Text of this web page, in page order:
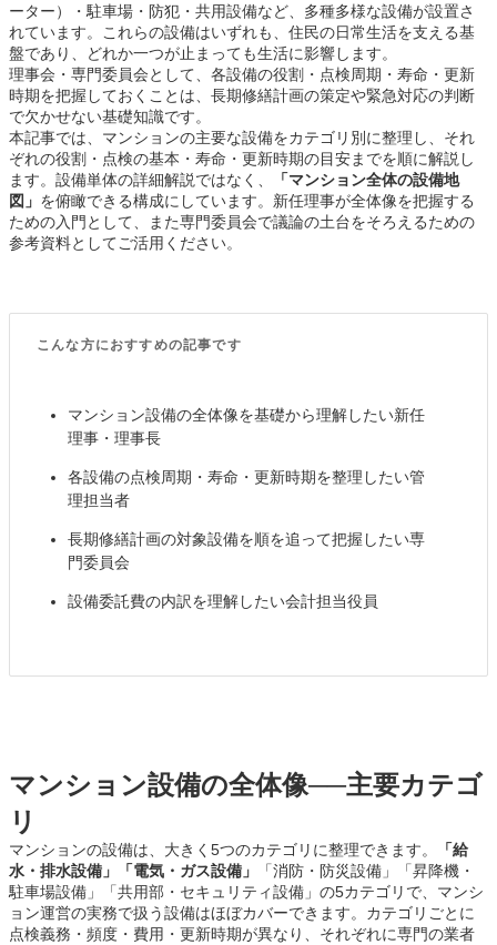
ーター）・駐車場・防犯・共用設備など、多種多様な設備が設置さ
れています。これらの設備はいずれも、住民の日常生活を支える基
盤であり、どれか一つが止まっても生活に影響します。
理事会・専門委員会として、各設備の役割・点検周期・寿命・更新
時期を把握しておくことは、長期修繕計画の策定や緊急対応の判断
で欠かせない基礎知識です。
本記事では、マンションの主要な設備をカテゴリ別に整理し、それ
ぞれの役割・点検の基本・寿命・更新時期の目安までを順に解説し
ます。設備単体の詳細解説ではなく、
「マンション全体の設備地
図」 を俯瞰できる構成にしています。新任理事が全体像を把握する
ための入門として、また専門委員会で議論の土台をそろえるための
参考資料としてご活用ください。
こんな方におすすめの記事です
マンション設備の全体像を基礎から理解したい新任
理事・理事長
各設備の点検周期・寿命・更新時期を整理したい管
理担当者
長期修繕計画の対象設備を順を追って把握したい専
門委員会
設備委託費の内訳を理解したい会計担当役員
マンション設備の全体像──主要カテゴ
リ
マンションの設備は、大きく5つのカテゴリに整理できます。
「給
水・排水設備」
「電気・ガス設備」
「消防・防災設備」「昇降機・
駐車場設備」「共用部・セキュリティ設備」の5カテゴリで、マンシ
ョン運営の実務で扱う設備はほぼカバーできます。カテゴリごとに
点検義務・頻度・費用・更新時期が異なり、それぞれに専門の業者